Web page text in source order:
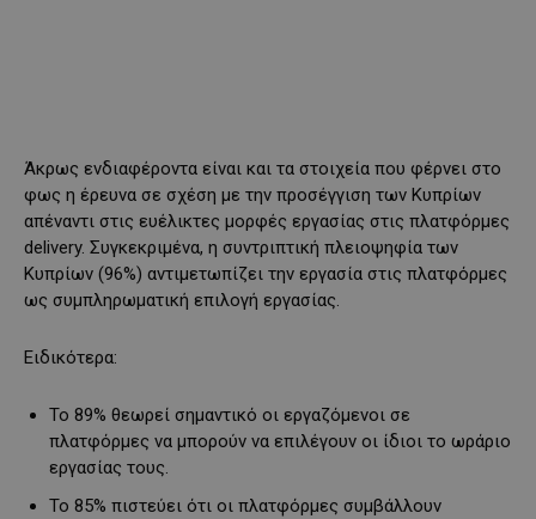
Άκρως ενδιαφέροντα είναι και τα στοιχεία που φέρνει στο
φως η έρευνα σε σχέση με την προσέγγιση των Κυπρίων
απέναντι στις ευέλικτες μορφές εργασίας στις πλατφόρμες
delivery. Συγκεκριμένα, η συντριπτική πλειοψηφία των
Κυπρίων (96%) αντιμετωπίζει την εργασία στις πλατφόρμες
ως συμπληρωματική επιλογή εργασίας.
Ειδικότερα:
Το 89% θεωρεί σημαντικό οι εργαζόμενοι σε
πλατφόρμες να μπορούν να επιλέγουν οι ίδιοι το ωράριο
εργασίας τους.
Το 85% πιστεύει ότι οι πλατφόρμες συμβάλλουν